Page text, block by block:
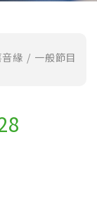
緣 一般節目